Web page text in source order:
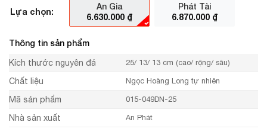
Lựa chọn:
An Gia
6.630.000 ₫
Phát Tài
6.870.000 ₫
Thông tin sản phẩm
Kích thước nguyên đá 25/ 13/ 13 cm (cao/ rộng/ sâu)
Chất liệu Ngọc Hoàng Long tự nhiên
Mã sản phẩm 015-049DN-25
Nhà sản xuất An Phát